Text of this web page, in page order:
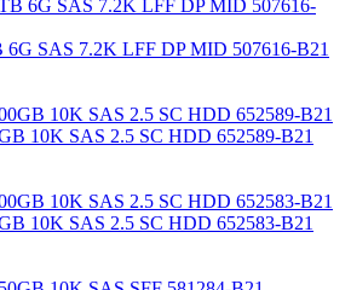
6G SAS 7.2K LFF DP MID 507616-B21
10K SAS 2.5 SC HDD 652589-B21
10K SAS 2.5 SC HDD 652583-B21